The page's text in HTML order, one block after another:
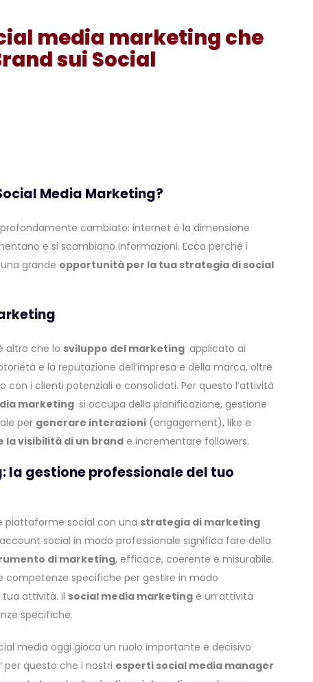
media marketing che
sui Social
Media Marketing?
cambiato: internet è la dimensione
e si scambiano informazioni. Ecco perché i
grande opportunità per la tua strategia di social
altro che lo sviluppo del marketing applicato ai
e la reputazione dell’impresa e della marca, oltre
con i clienti potenziali e consolidati. Per questo l’attività
marketing si occupa della pianificazione, gestione
per generare interazioni (engagement), like e
la visibilità di un brand e incrementare followers.
la gestione professionale del tuo
piattaforme social con una strategia di marketing
social in modo professionale significa fare della
di marketing, efficace, coerente e misurabile.
competenze specifiche per gestire in modo
tua attività. Il social media marketing è un’attività
specifiche.
media oggi gioca un ruolo importante e decisivo
per questo che i nostri esperti social media manager